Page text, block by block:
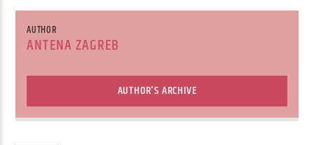
AUTHOR
ANTENA ZAGREB
AUTHOR'S ARCHIVE